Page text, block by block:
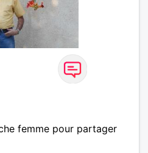
femme pour partager